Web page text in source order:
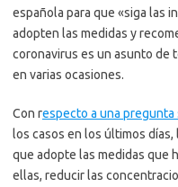
española para que «siga las
adopten las medidas y
coronavirus es un asunto de
en varias ocasiones.
Con respecto a una pregunta
los casos en los últimos
que adopte las medidas que
ellas, reducir las